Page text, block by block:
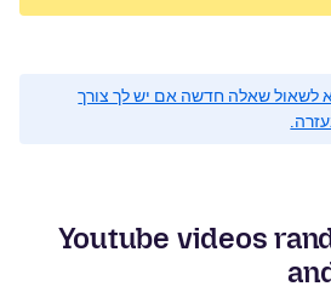
לשאול שאלה חדשה אם יש לך צורך
Youtube videos